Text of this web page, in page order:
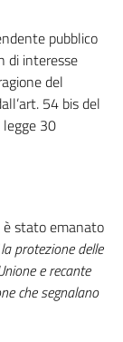
pubblico
di interesse
del
54 bis del
30
è stato emanato
la protezione delle
e recante
che segnalano